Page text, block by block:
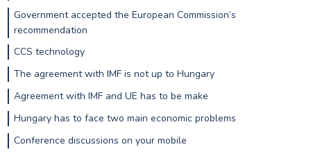
Government accepted the European Commission’s
recommendation
CCS technology
The agreement with IMF is not up to Hungary
Agreement with IMF and UE has to be make
Hungary has to face two main economic problems
Conference discussions on your mobile